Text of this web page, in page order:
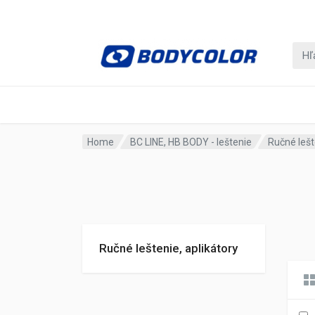
Home BC LINE, HB BODY - leštenie Ručné
Ručné leštenie, aplikátory